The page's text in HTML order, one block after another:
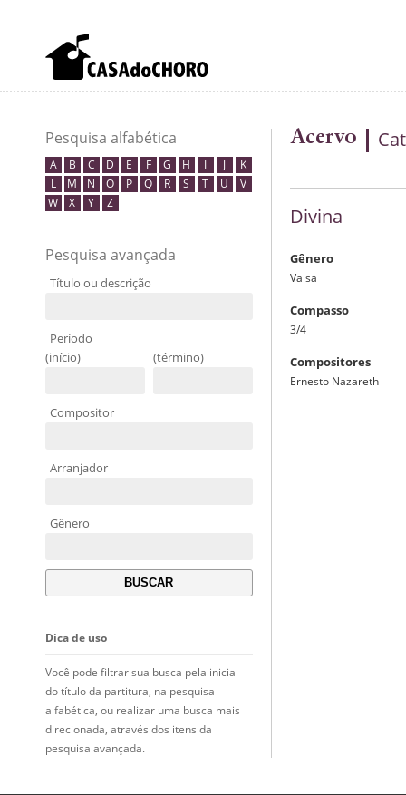
Pesquisa alfabética
A B C D E F G H I J
K
L
M N O P Q R S T U
V
W
X Y Z
Pesquisa avançada
Título ou descrição
Período
(início)
(término)
Compositor
Arranjador
Gênero
Dica de uso
Você pode filtrar sua busca pela inicial
do título da partitura, na pesquisa
alfabética, ou realizar uma busca mais
direcionada, através dos itens da
pesquisa avançada.
Acervo
Divina
Gênero
Valsa
Compasso
3/4
Compositores
Ernesto Nazareth